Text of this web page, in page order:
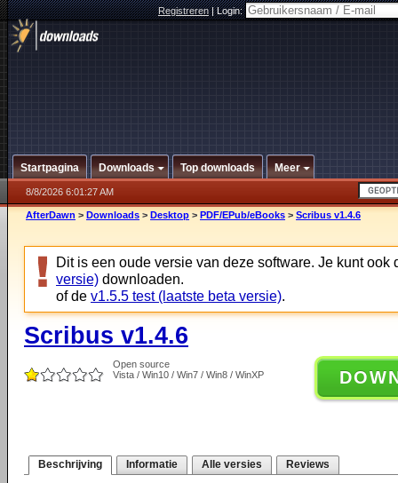
Registreren|Login:
Startpagina Downloads Top downloads Meer
8/8/2026 6:01:27 AM
AfterDawn > Downloads > Desktop > PDF/EPub/eBooks > Scribus v1.4.6
Dit is een oude versie van deze software. Je kunt ook
versie) downloaden.
of de v1.5.5 test (laatste beta versie).
Scribus v1.4.6
Open source
Vista / Win10 / Win7 / Win8 / WinXP
Beschrijving Informatie Alle versies Reviews